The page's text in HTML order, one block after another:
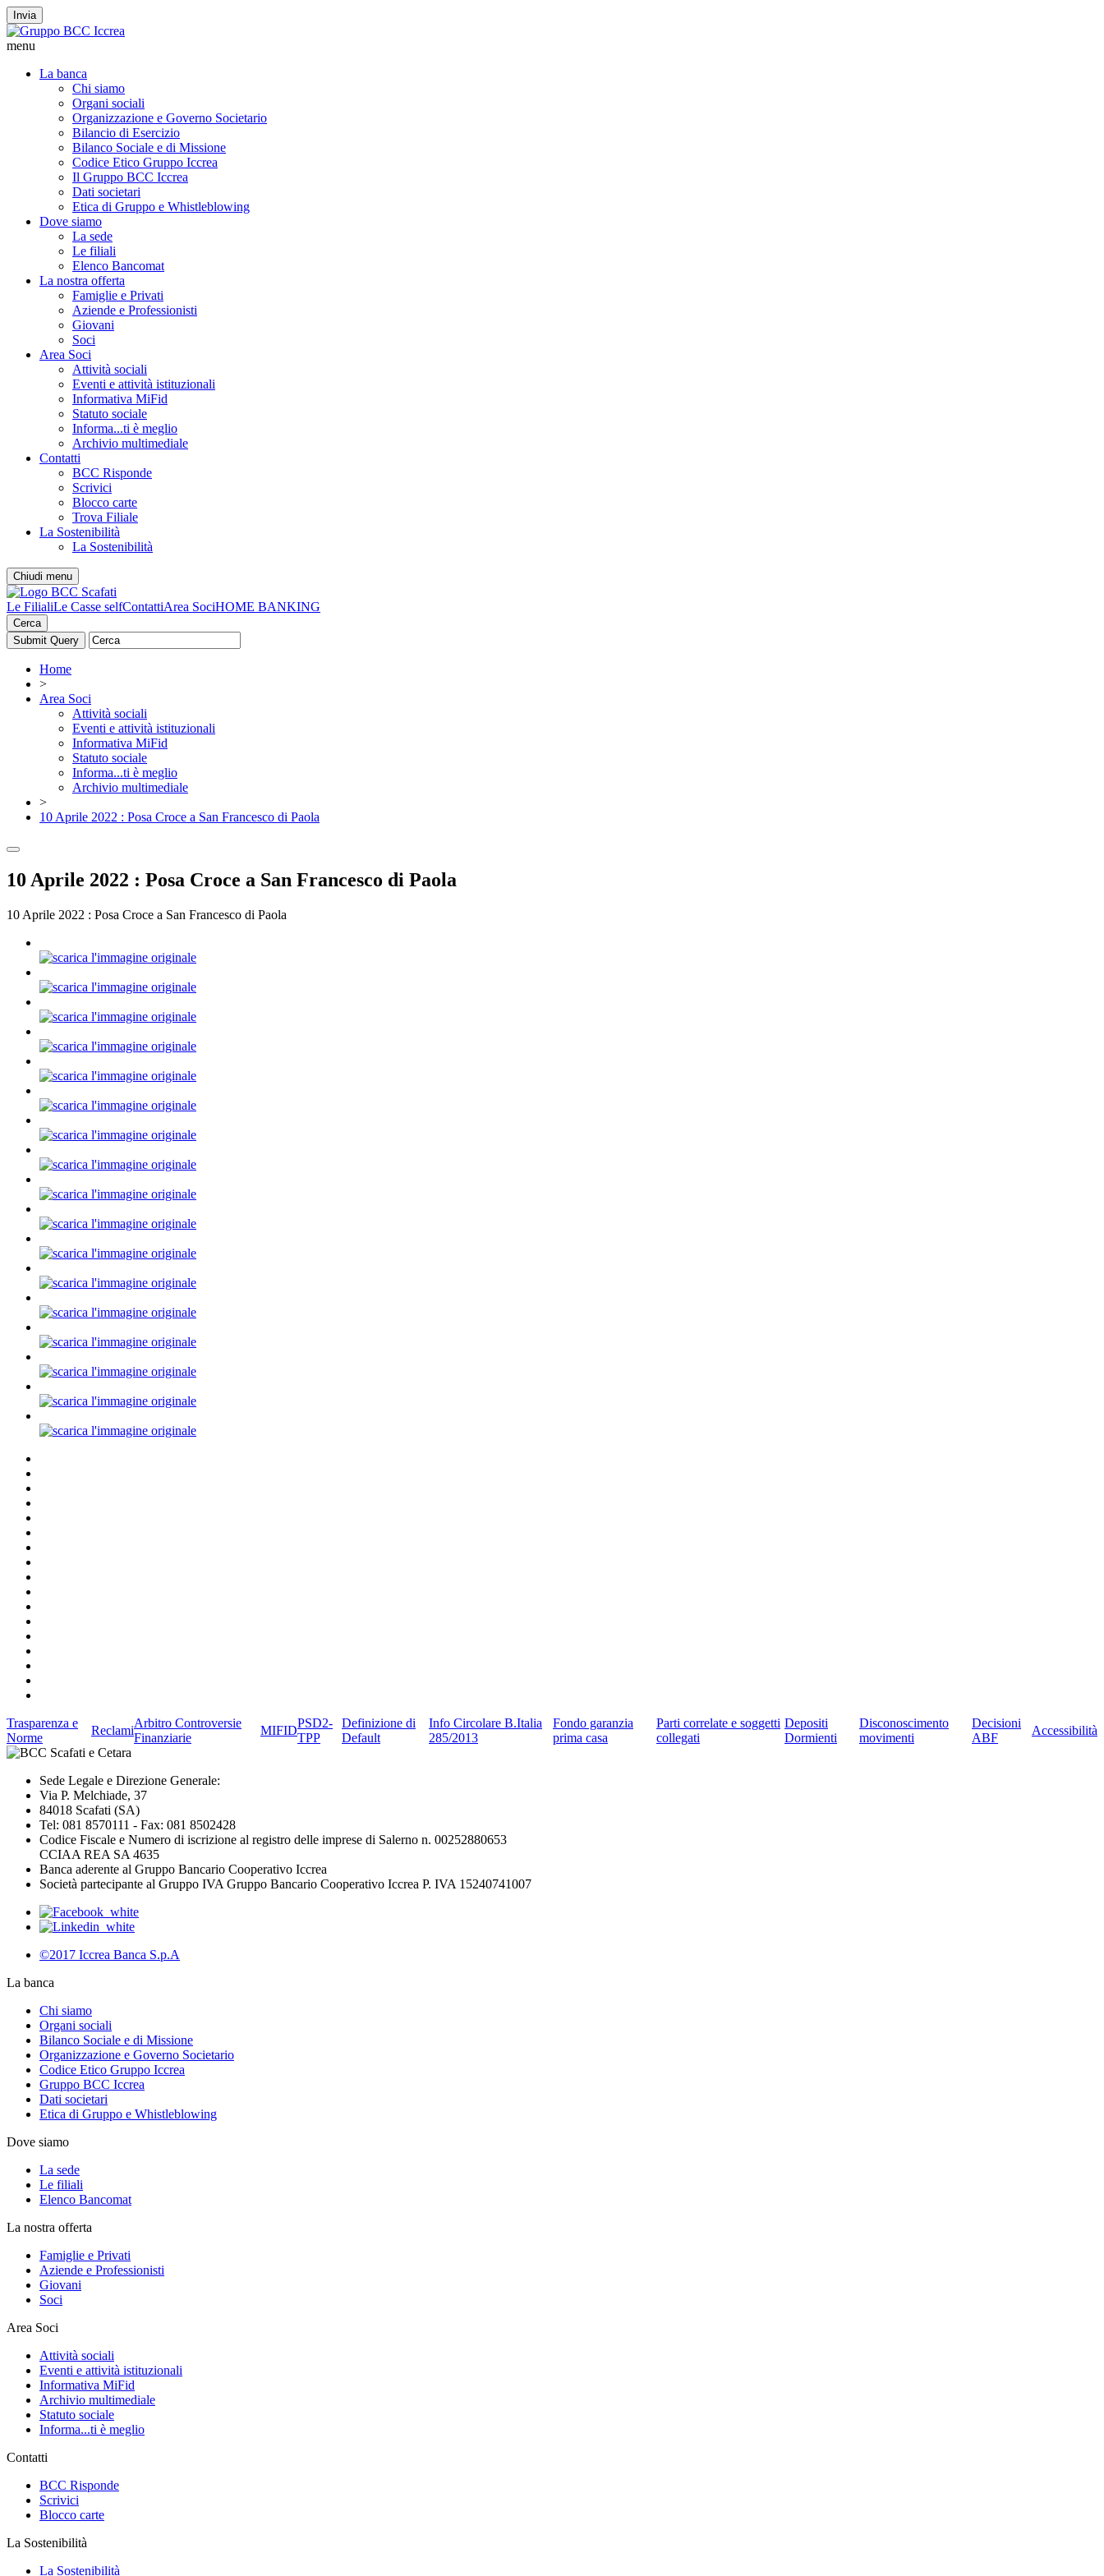
Invia
menu
La banca
Chi siamo
Organi sociali
Organizzazione e Governo Societario
Bilancio di Esercizio
Bilanco Sociale e di Missione
Codice Etico Gruppo Iccrea
Il Gruppo BCC Iccrea
Dati societari
Etica di Gruppo e Whistleblowing
Dove siamo
La sede
Le filiali
Elenco Bancomat
La nostra offerta
Famiglie e Privati
Aziende e Professionisti
Giovani
Soci
Area Soci
Attività sociali
Eventi e attività istituzionali
Informativa MiFid
Statuto sociale
Informa...ti è meglio
Archivio multimediale
Contatti
BCC Risponde
Scrivici
Blocco carte
Trova Filiale
La Sostenibilità
La Sostenibilità
Chiudi menu
Le FilialiLe Casse selfContattiArea SociHOME BANKING
Cerca
Home
>
Area Soci
Attività sociali
Eventi e attività istituzionali
Informativa MiFid
Statuto sociale
Informa...ti è meglio
Archivio multimediale
>
10 Aprile 2022 : Posa Croce a San Francesco di Paola
10 Aprile 2022 : Posa Croce a San Francesco di Paola
10 Aprile 2022 : Posa Croce a San Francesco di Paola
Trasparenza e
Norme
Reclami
Arbitro Controversie
Finanziarie
MIFID
PSD2-
TPP
Definizione di
Default
Info Circolare B.Italia
285/2013
Fondo garanzia
prima casa
Parti correlate e soggetti
collegati
Depositi
Dormienti
Disconoscimento
movimenti
Decisioni
ABF
Accessibilità
Sede Legale e Direzione Generale:
Via P. Melchiade, 37
84018 Scafati (SA)
Tel: 081 8570111 - Fax: 081 8502428
Codice Fiscale e Numero di iscrizione al registro delle imprese di Salerno n. 00252880653
CCIAA REA SA 4635
Banca aderente al Gruppo Bancario Cooperativo Iccrea
Società partecipante al Gruppo IVA Gruppo Bancario Cooperativo Iccrea P. IVA 15240741007
©2017 Iccrea Banca S.p.A
La banca
Chi siamo
Organi sociali
Bilanco Sociale e di Missione
Organizzazione e Governo Societario
Codice Etico Gruppo Iccrea
Gruppo BCC Iccrea
Dati societari
Etica di Gruppo e Whistleblowing
Dove siamo
La sede
Le filiali
Elenco Bancomat
La nostra offerta
Famiglie e Privati
Aziende e Professionisti
Giovani
Soci
Area Soci
Attività sociali
Eventi e attività istituzionali
Informativa MiFid
Archivio multimediale
Statuto sociale
Informa...ti è meglio
Contatti
BCC Risponde
Scrivici
Blocco carte
La Sostenibilità
La Sostenibilità